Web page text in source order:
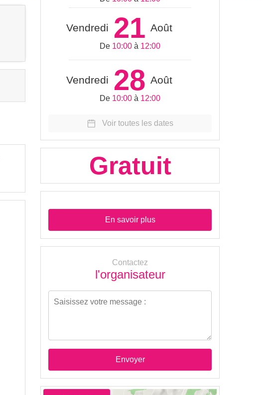
Vendredi 21 Août
De 10:00 à 12:00
Vendredi 28 Août
De 10:00 à 12:00
Voir toutes les dates
Gratuit
En savoir plus
Contactez
l'organisateur
Envoyer